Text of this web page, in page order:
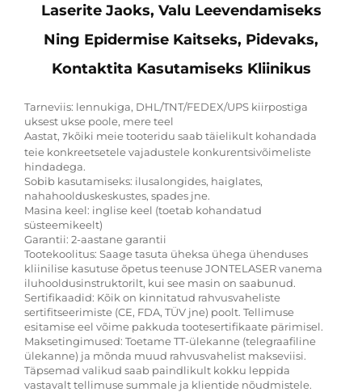
Laserite Jaoks, Valu Leevendamiseks
Ning Epidermise Kaitseks, Pidevaks,
Kontaktita Kasutamiseks Kliinikus
Tarneviis: lennukiga, DHL/TNT/FEDEX/UPS kiirpostiga
uksest ukse poole, mere teel
Aastat, 7kõiki meie tooteridu saab täielikult kohandada
teie konkreetsetele vajadustele konkurentsivõimeliste
hindadega.
Sobib kasutamiseks: ilusalongides, haiglates,
nahahoolduskeskustes, spades jne.
Masina keel: inglise keel (toetab kohandatud
süsteemikeelt)
Garantii: 2-aastane garantii
Tootekoolitus: Saage tasuta üheksa ühega ühenduses
kliinilise kasutuse õpetus teenuse JONTELASER vanema
iluhooldusinstruktorilt, kui see masin on saabunud.
Sertifikaadid: Kõik on kinnitatud rahvusvaheliste
sertifitseerimiste (CE, FDA, TÜV jne) poolt. Tellimuse
esitamise eel võime pakkuda tootesertifikaate pärimisel.
Maksetingimused: Toetame TT-ülekanne (telegraafiline
ülekanne) ja mõnda muud rahvusvahelist makseviisi.
Täpsemad valikud saab paindlikult kokku leppida
vastavalt tellimuse summale ja klientide nõudmistele.